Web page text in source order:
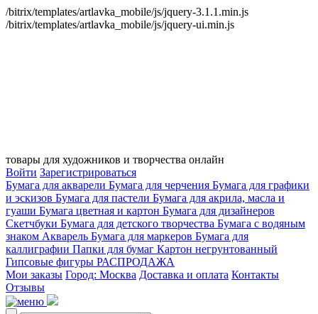
/bitrix/templates/artlavka_mobile/js/jquery-3.1.1.min.js
/bitrix/templates/artlavka_mobile/js/jquery-ui.min.js
товары для художников и творчества онлайн
Войти Зарегистрироваться
Бумага для акварели Бумага для черчения Бумага для графики
и эскизов Бумага для пастели Бумага для акрила, масла и
гуаши Бумага цветная и картон Бумага для дизайнеров
Скетчбуки Бумага для детского творчества Бумага с водяным
знаком Акварель Бумага для маркеров Бумага для
каллиграфии Папки для бумаг Картон негрунтованный
Гипсовые фигуры РАСПРОДАЖА
Мои заказы Город: Москва Доставка и оплата Контакты
Отзывы